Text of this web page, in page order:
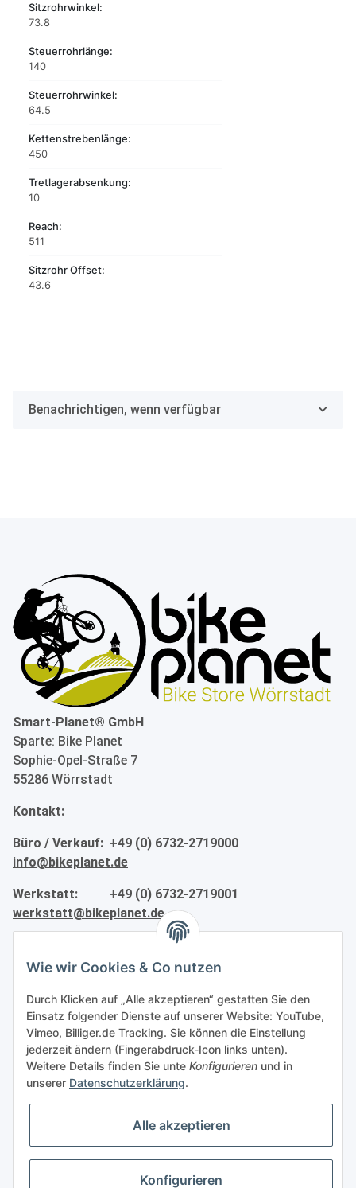
Sitzrohrwinkel:
73.8
Steuerrohrlänge:
140
Steuerrohrwinkel:
64.5
Kettenstrebenlänge:
450
Tretlagerabsenkung:
10
Reach:
511
Sitzrohr Offset:
43.6
Benachrichtigen, wenn verfügbar
Smart-Planet® GmbH
Sparte: Bike Planet
Sophie-Opel-Straße 7
55286 Wörrstadt
Kontakt:
Büro / Verkauf: +49 (0) 6732-2719000
info@bikeplanet.de
Werkstatt: +49 (0) 6732-2719001
werkstatt@bikeplanet.de
Partner
Vertrag widerrufen
Wie wir Cookies & Co nutzen
Durch Klicken auf „Alle akzeptieren“ gestatten Sie den
Einsatz folgender Dienste auf unserer Website: YouTube,
Vimeo, Billiger.de Tracking. Sie können die Einstellung
jederzeit ändern (Fingerabdruck-Icon links unten).
Weitere Details finden Sie unte Konfigurieren und in
unserer Datenschutzerklärung.
Alle akzeptieren
Konfigurieren